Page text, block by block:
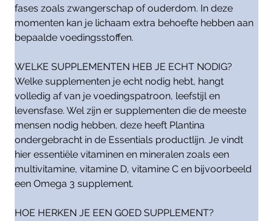
fases zoals zwangerschap of ouderdom. In deze
momenten kan je lichaam extra behoefte hebben aan
bepaalde voedingsstoffen.
WELKE SUPPLEMENTEN HEB JE ECHT NODIG?
Welke supplementen je echt nodig hebt, hangt
volledig af van je voedingspatroon, leefstijl en
levensfase. Wel zijn er supplementen die de meeste
mensen nodig hebben, deze heeft Plantina
ondergebracht in de Essentials productlijn. Je vindt
hier essentiële vitaminen en mineralen zoals een
multivitamine, vitamine D, vitamine C en bijvoorbeeld
een Omega 3 supplement.
HOE HERKEN JE EEN GOED SUPPLEMENT?